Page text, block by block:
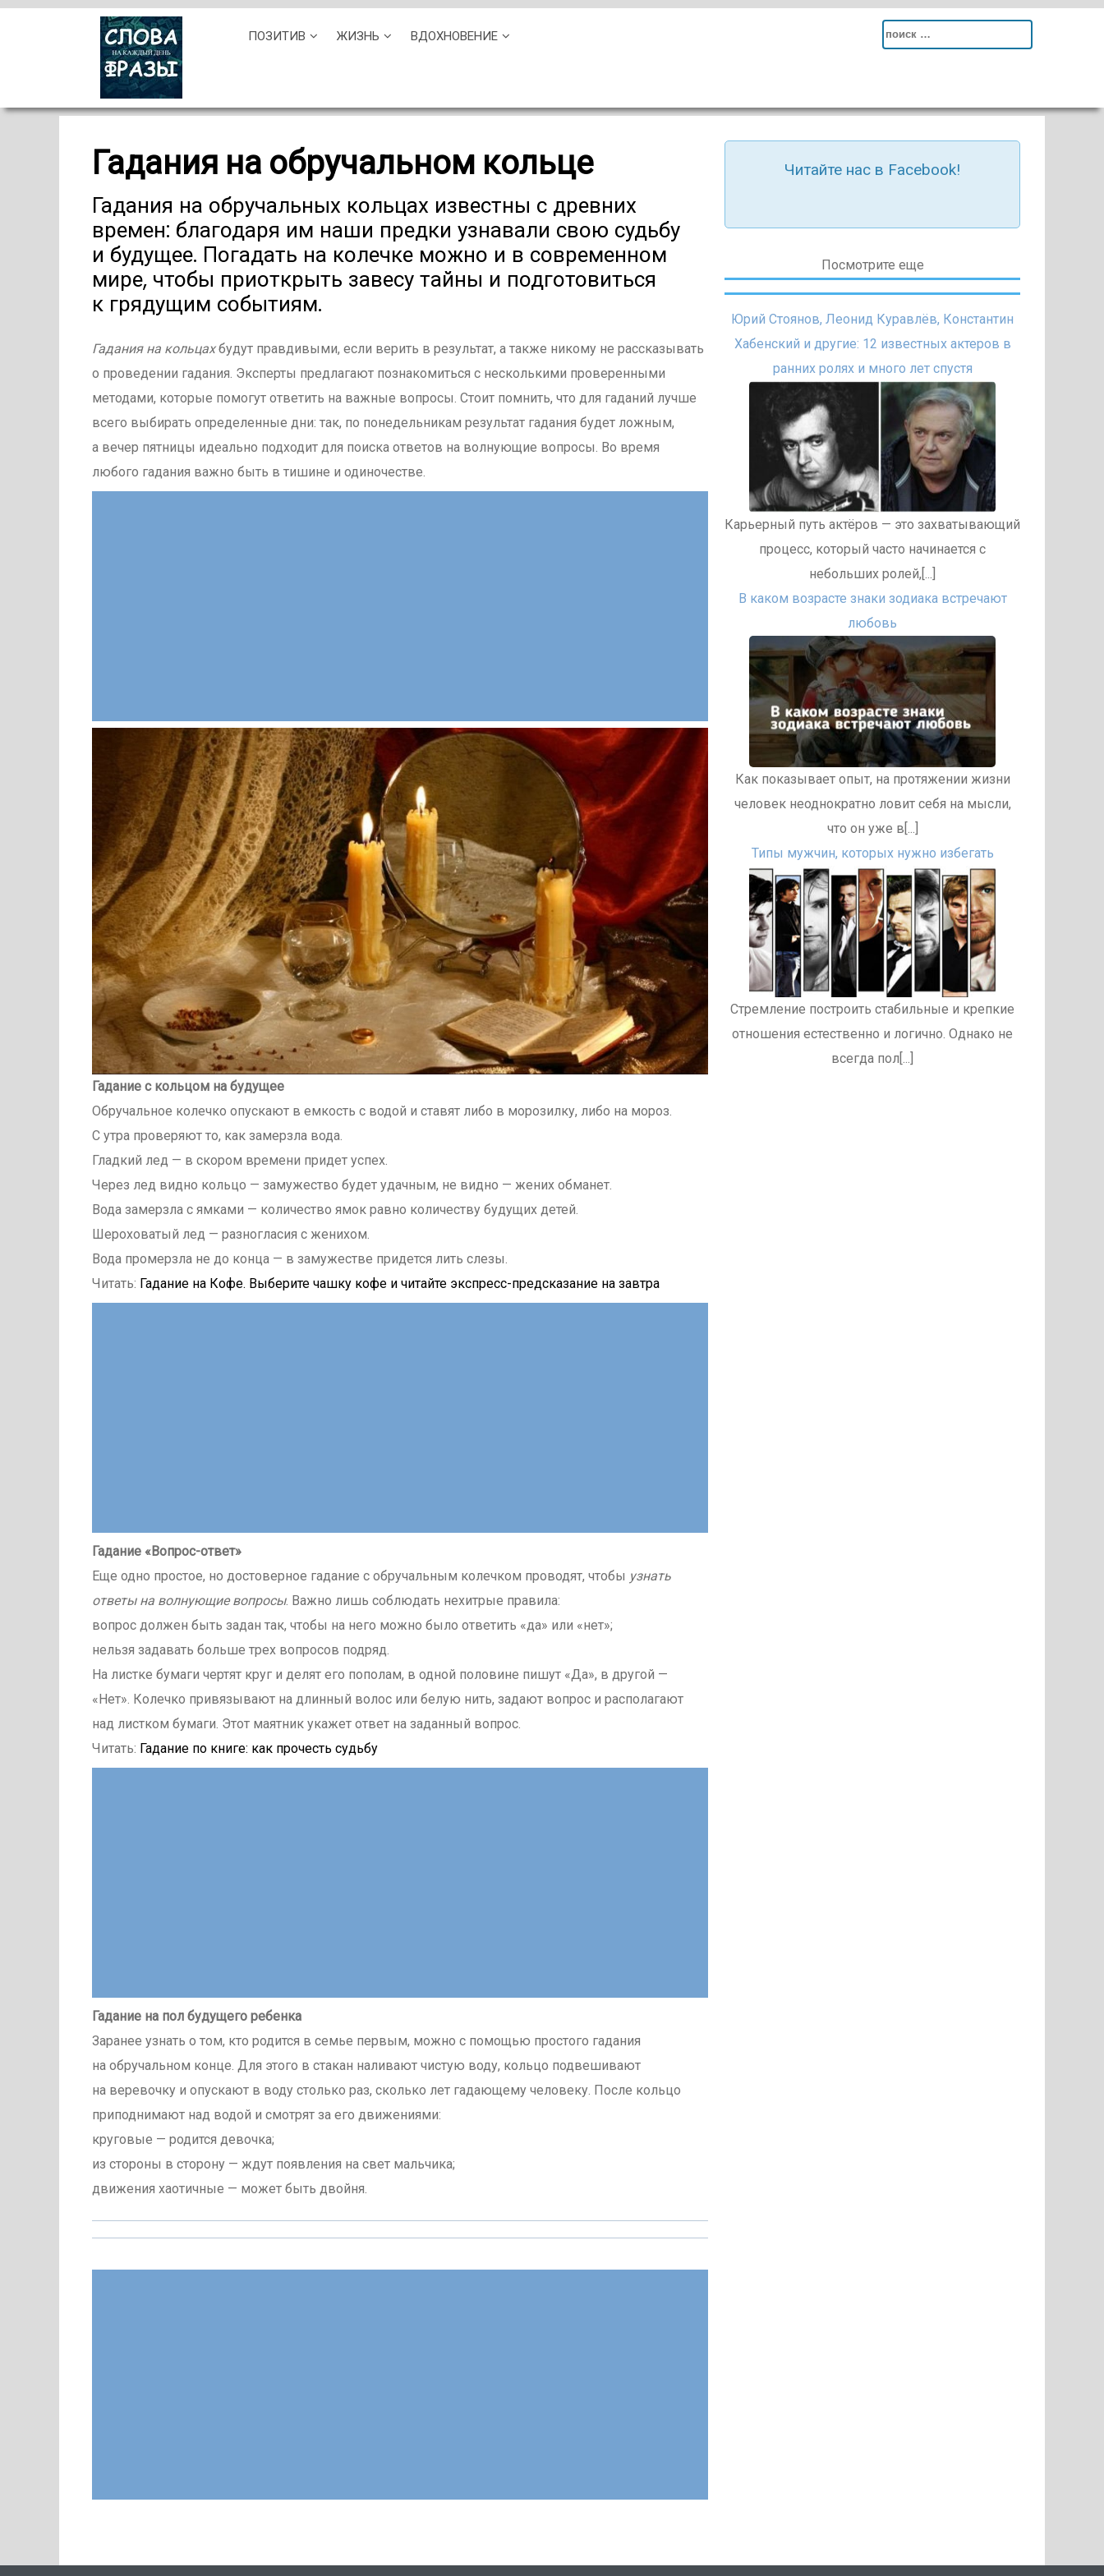
ПОЗИТИВ ЖИЗНЬ ВДОХНОВЕНИЕ
Search
Гадания на обручальном кольце
Гадания на обручальных кольцах известны с древних
времен: благодаря им наши предки узнавали свою судьбу
и будущее. Погадать на колечке можно и в современном
мире, чтобы приоткрыть завесу тайны и подготовиться
к грядущим событиям.
Гадания на кольцахбудут правдивыми, если верить в результат, а также никому не рассказывать
о проведении гадания. Эксперты предлагают познакомиться с несколькими проверенными
методами, которые помогут ответить на важные вопросы. Стоит помнить, что для гаданий лучше
всего выбирать определенные дни: так, по понедельникам результат гадания будет ложным,
а вечер пятницы идеально подходит для поиска ответов на волнующие вопросы. Во время
любого гадания важно быть в тишине и одиночестве.
Гадание с кольцом на будущее
Обручальное колечко опускают в емкость с водой и ставят либо в морозилку, либо на мороз.
С утра проверяют то, как замерзла вода.
Гладкий лед — в скором времени придет успех.
Через лед видно кольцо — замужество будет удачным, не видно — жених обманет.
Вода замерзла с ямками — количество ямок равно количеству будущих детей.
Шероховатый лед — разногласия с женихом.
Вода промерзла не до конца — в замужестве придется лить слезы.
Читать: Гадание на Кофе. Выберите чашку кофе и читайте экспресс-предсказание на завтра
Гадание «Вопрос-ответ»
Еще одно простое, но достоверное гадание с обручальным колечком проводят, чтобы узнать
ответы на волнующие вопросы. Важно лишь соблюдать нехитрые правила:
вопрос должен быть задан так, чтобы на него можно было ответить «да» или «нет»;
нельзя задавать больше трех вопросов подряд.
На листке бумаги чертят круг и делят его пополам, в одной половине пишут «Да», в другой —
«Нет». Колечко привязывают на длинный волос или белую нить, задают вопрос и располагают
над листком бумаги. Этот маятник укажет ответ на заданный вопрос.
Читать: Гадание по книге: как прочесть судьбу
Гадание на пол будущего ребенка
Заранее узнать о том, кто родится в семье первым, можно с помощью простого гадания
на обручальном конце. Для этого в стакан наливают чистую воду, кольцо подвешивают
на веревочку и опускают в воду столько раз, сколько лет гадающему человеку. После кольцо
приподнимают над водой и смотрят за его движениями:
круговые — родится девочка;
из стороны в сторону — ждут появления на свет мальчика;
движения хаотичные — может быть двойня.
Читайте нас в Facebook!
Посмотрите еще
Юрий Стоянов, Леонид Куравлёв, Константин
Хабенский и другие: 12 известных актеров в
ранних ролях и много лет спустя
Карьерный путь актёров — это захватывающий
процесс, который часто начинается с
небольших ролей,[...]
В каком возрасте знаки зодиака встречают
любовь
Как показывает опыт, на протяжении жизни
человек неоднократно ловит себя на мысли,
что он уже в[...]
Типы мужчин, которых нужно избегать
Стремление построить стабильные и крепкие
отношения естественно и логично. Однако не
всегда пол[...]